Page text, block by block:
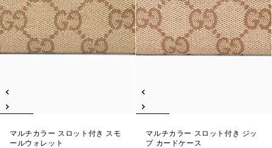
マルチカラー スロット付き スモ
ールウォレット
マルチカラー スロット付き ジッ
プ カードケース